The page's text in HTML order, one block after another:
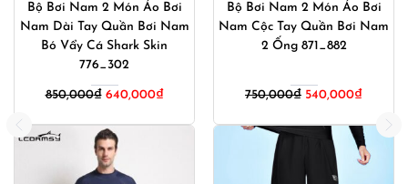
Bộ Bơi Nam 2 Món Áo Bơi
Nam Dài Tay Quần Bơi Nam
Bó Vẩy Cá Shark Skin
776_302
850,000₫ 640,000₫
Bộ Bơi Nam 2 Món Áo Bơi
Nam Cộc Tay Quần Bơi Nam
2 Ống 871_882
750,000₫ Giá
750,000₫.
540,000₫Giá
tại
là: